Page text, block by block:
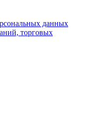
данных
торговых